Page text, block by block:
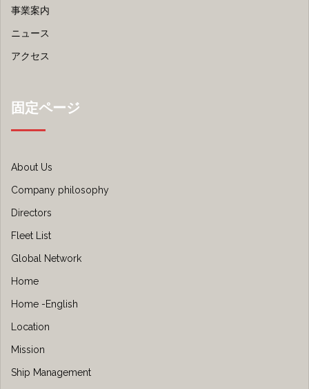
事業案内
ニュース
アクセス
固定ページ
About Us
Company philosophy
Directors
Fleet List
Global Network
Home
Home -English
Location
Mission
Ship Management